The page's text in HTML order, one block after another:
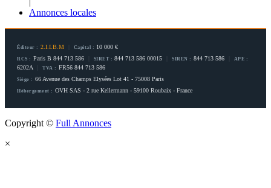
Annonces locales
Éditeur : 2.I.I.B.M Capital : 10 000 €
RCS : Paris B 844 713 586 SIRET : 844 713 586 00015 SIREN : 844 713 586 APE :
6202A TVA : FR56 844 713 586
Siège : 66 Avenue des Champs Elysées Lot 41 - 75008 Paris
Hébergement : OVH SAS - 2 rue Kellermann - 59100 Roubaix - France
Copyright © Full Annonces
×